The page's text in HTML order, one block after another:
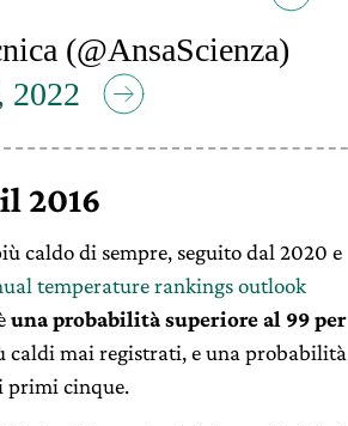
(@AnsaScienza)
2022
2016
caldo di sempre, seguito dal 2020 e
temperature rankings outlook
una probabilità superiore al 99 per
caldi mai registrati, e una probabilità
primi cinque.